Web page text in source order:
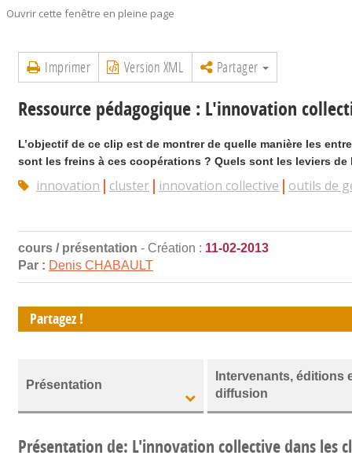
Ouvrir cette fenêtre en pleine page
Imprimer Version XML Partager
Ressource pédagogique : L'innovation
L’objectif de ce clip est de montrer de quelle manière les
sont les freins à ces coopérations ? Quels sont les leviers
innovation cluster innovation collective outils de
cours / présentation - Création : 11-02-2013
Par : Denis CHABAULT
Partagez !
Présentation
Intervenants, éditions
diffusion
Présentation de: L'innovation collective dans les